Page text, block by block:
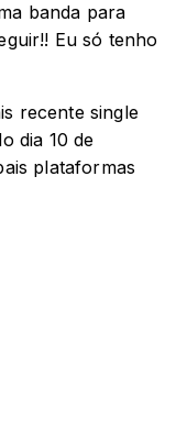
banda para
Eu só tenho
recente single
dia 10 de
plataformas